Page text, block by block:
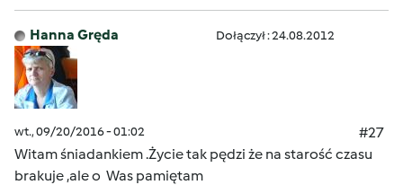
Hanna Gręda Dołączył : 24.08.2012
wt., 09/20/2016 - 01:02
#27
Witam śniadankiem .Życie tak pędzi że na starość czasu
brakuje ,ale o Was pamiętam